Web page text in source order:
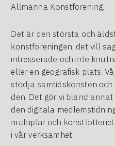
Allmänna Konstförening.
Det är den största och
konstföreningen, det vill
intresserade och inte
eller en geografisk plats.
stödja samtidskonsten och
den. Det gör vi bland
den digitala
multiplar och
i vår verksamhet.